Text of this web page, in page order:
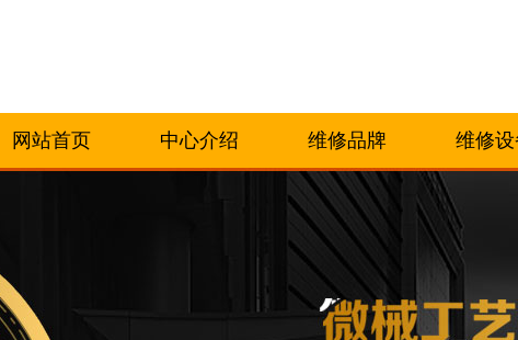
网站首页 中心介绍 维修品牌 维修